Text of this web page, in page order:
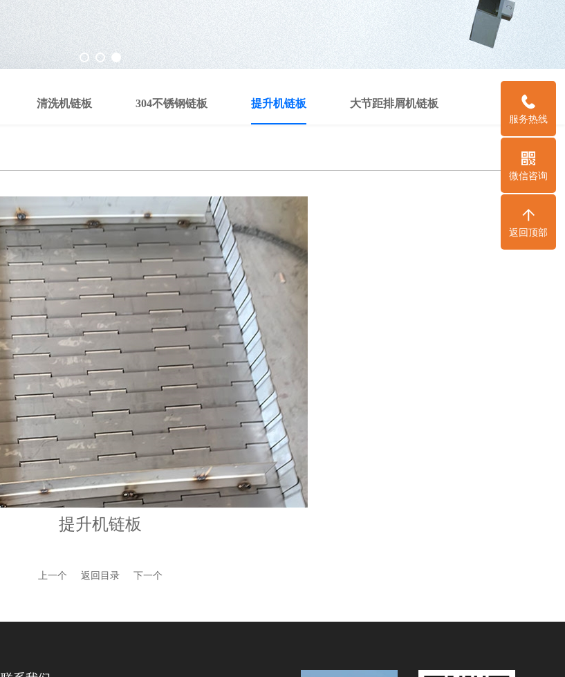
清洗机链板 304不锈钢链板 提升机链板 大节距排屑机链板
提升机链板
上一个 返回目录 下一个
服务热线
微信咨询
返回顶部